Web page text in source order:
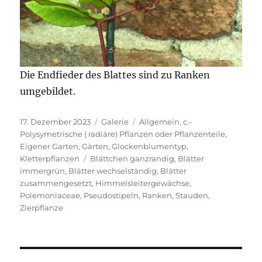
Die Endfieder des Blattes sind zu Ranken
umgebildet.
Veröffentlicht
am
17. Dezember 2023 Format
Galerie Kategorien
Allgemein,c.-
Polysymetrische ( radiäre) Pflanzen oder Pflanzenteile,
Eigener Garten,Gärten,Glockenblumentyp,
Kletterpflanzen
Schlagwörter
Blättchen ganzrandig, Blätter
immergrün, Blätter wechselständig, Blätter
zusammengesetzt, Himmelsleitergewächse,
Polemoniaceae, Pseudostipeln, Ranken,Stauden,
Zierpflanze